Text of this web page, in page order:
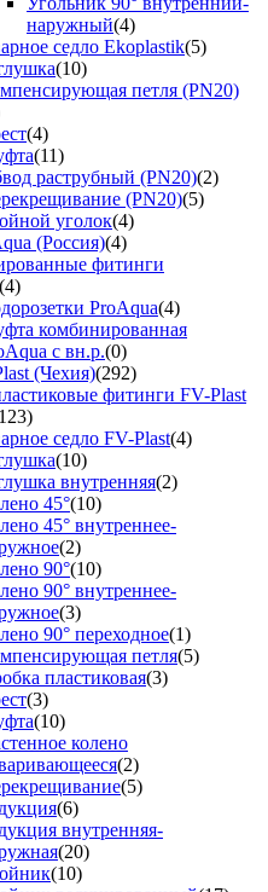
наружный(4)
седло Ekoplastik(5)
(10)
петля (PN20)
(4)
(11)
раструбный (PN20)(2)
(PN20)(5)
уголок(4)
(Россия)(4)
фитинги
(4)
ProAqua(4)
комбинированная
с вн.р.(0)
(Чехия)(292)
фитинги FV-Plast
седло FV-Plast(4)
(10)
внутренняя(2)
45°(10)
45° внутреннее-
(2)
90°(10)
90° внутреннее-
(3)
90° переходное(1)
петля(5)
пластиковая(3)
(3)
(10)
колено
(2)
(5)
(6)
внутренняя-
(20)
(10)